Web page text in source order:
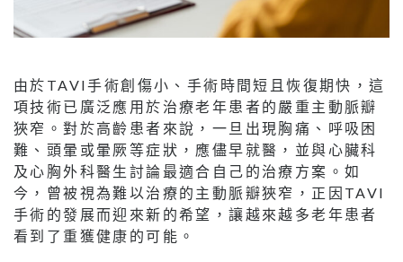
由於TAVI手術創傷小、手術時間短且恢復期快，這
項技術已廣泛應用於治療老年患者的嚴重主動脈瓣
狹窄。對於高齡患者來說，一旦出現胸痛、呼吸困
難、頭暈或暈厥等症狀，應儘早就醫，並與心臟科
及心胸外科醫生討論最適合自己的治療方案。如
今，曾被視為難以治療的主動脈瓣狹窄，正因TAVI
手術的發展而迎來新的希望，讓越來越多老年患者
看到了重獲健康的可能。